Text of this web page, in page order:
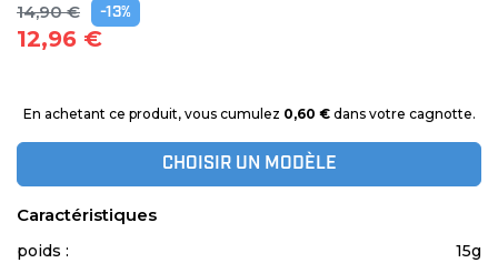
14,90 € -13%
12,96 €
En achetant ce produit, vous cumulez 0,60 €dans votre cagnotte.
CHOISIR UN MODÈLE
Caractéristiques
poids :
15g